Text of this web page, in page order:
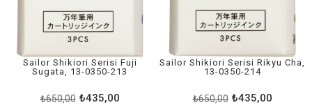
Sailor Shikiori Serisi Fuji
Sugata, 13-0350-213
₺435,00
₺650,00
Sailor Shikiori Serisi Rikyu Cha,
13-0350-214
₺435,00
₺650,00